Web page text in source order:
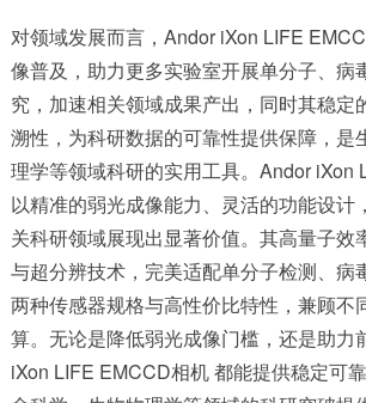
对领域发展而言，Andor iXon LIFE
像普及，助力更多实验室开展单分子、病
究，加速相关领域成果产出，同时其稳定
溯性，为科研数据的可靠性提供保障，是
理学等领域科研的实用工具。Andor iXon
以精准的弱光成像能力、灵活的功能设计
关科研领域展现出显著价值。其高量子效
与超分辨技术，完美适配单分子检测、病
两种传感器规格与高性价比特性，兼顾不
算。无论是降低弱光成像门槛，还是助力
iXon LIFE EMCCD相机 都能提供稳定可